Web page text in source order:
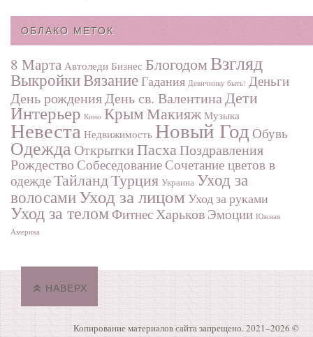
ОБЛАКО МЕТОК
8 Марта Автоледи Бизнес БлогодомВзгляд
ВыкройкиВязаниеГадания Девичнику быть! Деньги
День рожденияДень св. ВалентинаДети
Интерьер Кино КрымМакияж Музыка
Невеста Недвижимость Новый Год Обувь
Одежда ОткрыткиПасхаПоздравления
РождествоСобеседованиеСочетание цветов в
одеждеТайландТурция Украина Уход за
волосамиУход за лицом Уход за руками
Уход за теломФитнесХарьков Эмоции Южная
Америка
НАВЕРХ
Копирование материалов сайта запрещено. 2021–2026 ©